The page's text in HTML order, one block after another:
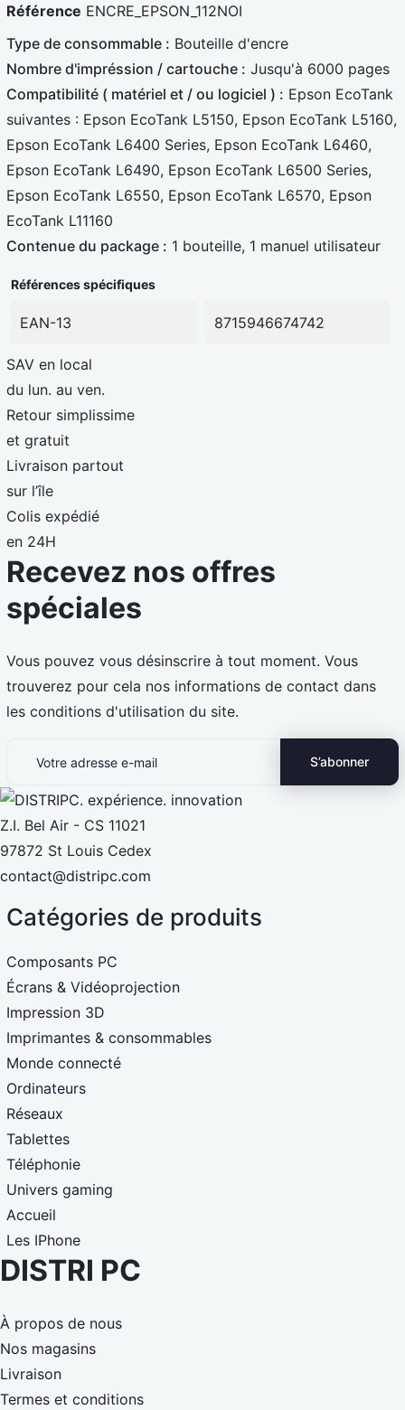
u
e
a
r
d
Référence ENCRE_EPSON_112NOI
Type de consommable : Bouteille d'encre
Nombre d'impréssion / cartouche : Jusqu'à 6000 pages
Compatibilité ( matériel et / ou logiciel ) : Epson EcoTank
suivantes : Epson EcoTank L5150, Epson EcoTank L5160,
Epson EcoTank L6400 Series, Epson EcoTank L6460,
Epson EcoTank L6490, Epson EcoTank L6500 Series,
Epson EcoTank L6550, Epson EcoTank L6570, Epson
EcoTank L11160
Contenue du package : 1 bouteille, 1 manuel utilisateur
Références spécifiques
EAN-13 8715946674742
SAV en local
du lun. au ven.
Retour simplissime
et gratuit
Livraison partout
sur l’île
Colis expédié
en 24H
Recevez nos offres
spéciales
Vous pouvez vous désinscrire à tout moment. Vous
trouverez pour cela nos informations de contact dans
les conditions d'utilisation du site.
Z.I. Bel Air - CS 11021
97872 St Louis Cedex
contact@distripc.com
Catégories de produits
Composants PC
Écrans & Vidéoprojection
Impression 3D
Imprimantes & consommables
Monde connecté
Ordinateurs
Réseaux
Tablettes
Téléphonie
Univers gaming
Accueil
Les IPhone
DISTRI PC
À propos de nous
Nos magasins
Livraison
Termes et conditions